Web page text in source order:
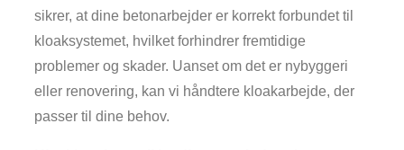
sikrer, at dine betonarbejder er korrekt forbundet til
kloaksystemet, hvilket forhindrer fremtidige
problemer og skader. Uanset om det er nybyggeri
eller renovering, kan vi håndtere kloakarbejde, der
passer til dine behov.